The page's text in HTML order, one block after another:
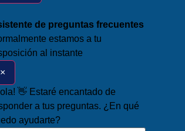
de preguntas frecuentes
estamos a tu
al instante
×
👋 Estaré encantado de
a tus preguntas. ¿En qué
ayudarte?